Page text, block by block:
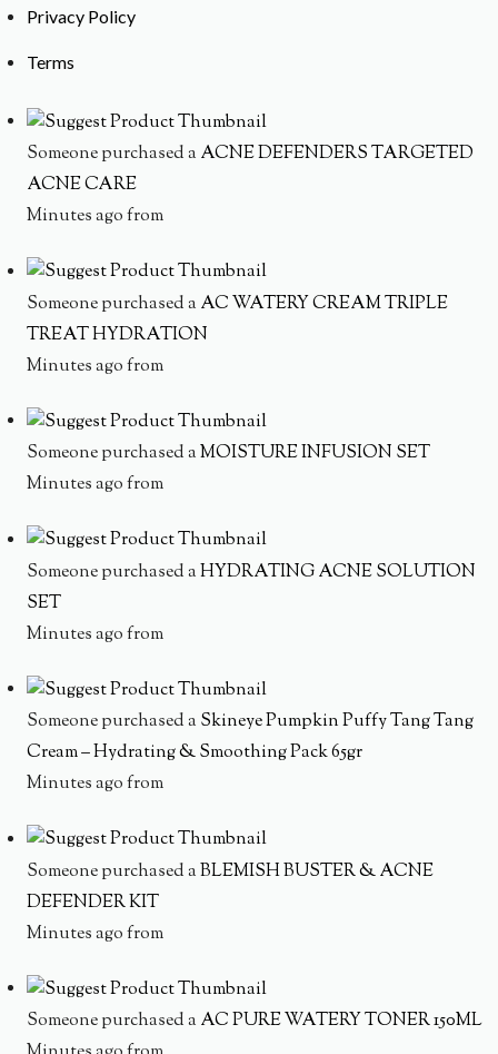
Privacy Policy
Terms
Someone purchased a ACNE DEFENDERS TARGETED
ACNE CARE
Minutes ago from
Someone purchased a AC WATERY CREAM TRIPLE
TREAT HYDRATION
Minutes ago from
Someone purchased aMOISTURE INFUSION SET
Minutes ago from
Someone purchased aHYDRATING ACNE SOLUTION
SET
Minutes ago from
Someone purchased a Skineye Pumpkin Puffy Tang Tang
Cream – Hydrating & Smoothing Pack 65gr
Minutes ago from
Someone purchased aBLEMISH BUSTER & ACNE
DEFENDER KIT
Minutes ago from
Someone purchased a AC PURE WATERY TONER 150ML